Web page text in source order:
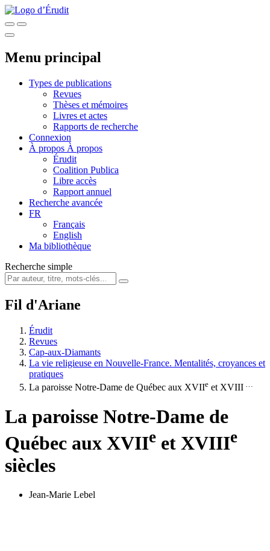
Menu principal
Types de publications
Revues
Thèses et mémoires
Livres et actes
Rapports de recherche
Connexion
À propos À propos
Érudit
Coalition Publica
Libre accès
Rapport annuel
Recherche avancée
FR
Français
English
Ma bibliothèque
Recherche simple
Fil d'Ariane
Érudit
Revues
Cap-aux-Diamants
La vie religieuse en Nouvelle-France. Mentalités, croyances et
pratiques
La paroisse Notre-Dame de Québec aux XVIIe et XVIII
La paroisse Notre-Dame de
Québec aux XVIIe et XVIIIe
siècles
Jean-Marie Lebel